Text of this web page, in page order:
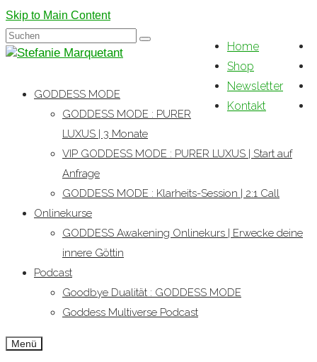
Skip to Main Content
Home
Shop
Newsletter
Kontakt
Suchen
nach:
GODDESS MODE
GODDESS MODE : PURER
LUXUS | 3 Monate
VIP GODDESS MODE : PURER LUXUS | Start auf
Anfrage
GODDESS MODE : Klarheits-Session | 2:1 Call
Onlinekurse
GODDESS Awakening Onlinekurs | Erwecke deine
innere Göttin
Podcast
Goodbye Dualität : GODDESS MODE
Goddess Multiverse Podcast
Menü